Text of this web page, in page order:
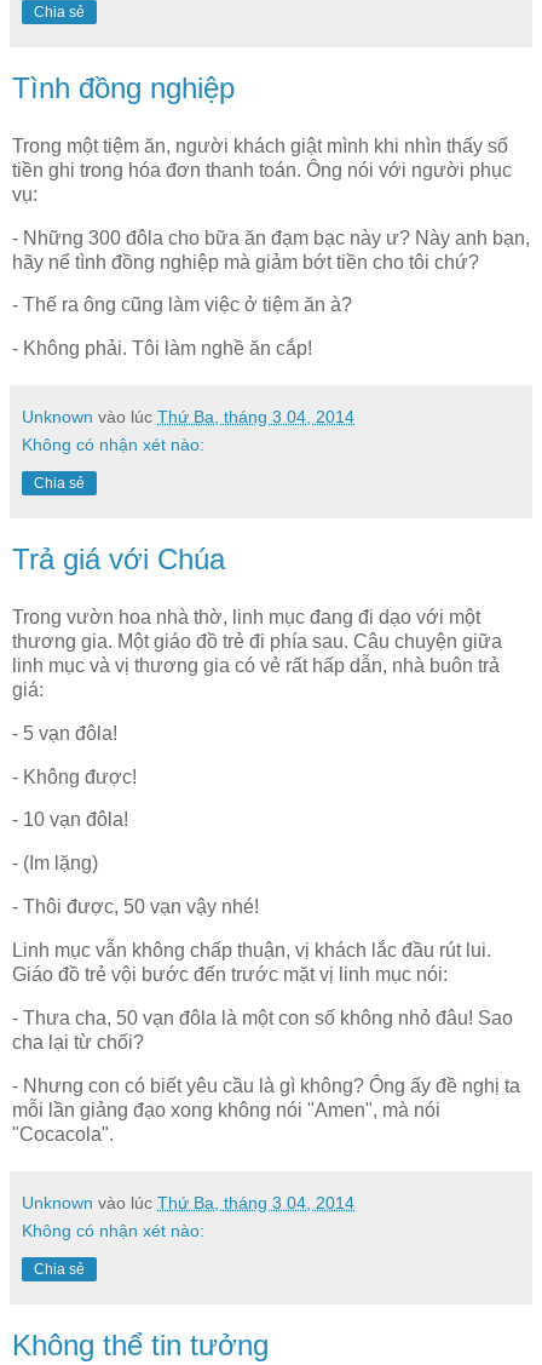
Chia sẻ
Tình đồng nghiệp
Trong một tiệm ăn, người khách giật mình khi nhìn thấy số
tiền ghi trong hóa đơn thanh toán. Ông nói với người phục
vụ:
- Những 300 đôla cho bữa ăn đạm bạc này ư? Này anh bạn,
hãy nể tình đồng nghiệp mà giảm bớt tiền cho tôi chứ?
- Thế ra ông cũng làm việc ở tiệm ăn à?
- Không phải. Tôi làm nghề ăn cắp!
Unknown vào lúc Thứ Ba, tháng 3 04, 2014
Không có nhận xét nào:
Chia sẻ
Trả giá với Chúa
Trong vườn hoa nhà thờ, linh mục đang đi dạo với một
thương gia. Một giáo đồ trẻ đi phía sau. Câu chuyện giữa
linh mục và vị thương gia có vẻ rất hấp dẫn, nhà buôn trả
giá:
- 5 vạn đôla!
- Không được!
- 10 vạn đôla!
- (Im lặng)
- Thôi được, 50 vạn vậy nhé!
Linh mục vẫn không chấp thuận, vị khách lắc đầu rút lui.
Giáo đồ trẻ vội bước đến trước mặt vị linh mục nói:
- Thưa cha, 50 vạn đôla là một con số không nhỏ đâu! Sao
cha lại từ chối?
- Nhưng con có biết yêu cầu là gì không? Ông ấy đề nghị ta
mỗi lần giảng đạo xong không nói "Amen", mà nói
"Cocacola".
Unknown vào lúc Thứ Ba, tháng 3 04, 2014
Không có nhận xét nào:
Chia sẻ
Không thể tin tưởng